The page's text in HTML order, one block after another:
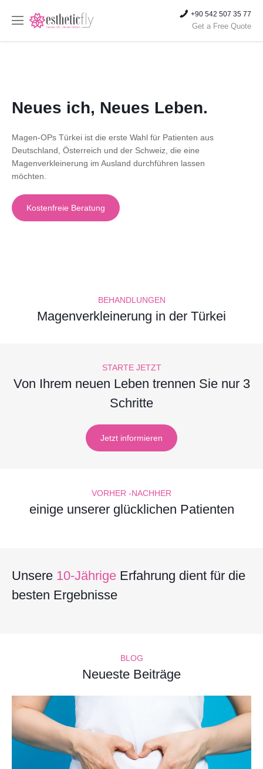
+90 542 507 35 77
Get a Free Quote
Neues ich, Neues Leben.
Magen-OPs Türkei ist die erste Wahl für Patienten aus
Deutschland, Österreich und der Schweiz, die eine
Magenverkleinerung im Ausland durchführen lassen
möchten.
Kostenfreie Beratung
BEHANDLUNGEN
Magenverkleinerung in der Türkei
STARTE JETZT
Von Ihrem neuen Leben trennen Sie nur 3
Schritte
Jetzt informieren
VORHER -NACHHER
einige unserer glücklichen Patienten
Unsere 10-Jährige Erfahrung dient für die
besten Ergebnisse
BLOG
Neueste Beiträge